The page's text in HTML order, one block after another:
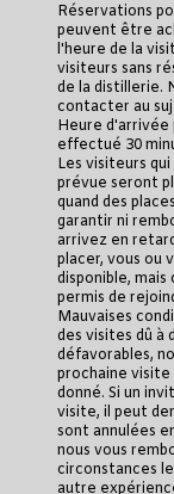
Réservations
peuvent être
l'heure de la
visiteurs sans
de la distillerie.
contacter au
Heure
effectué 30
Les visiteurs
prévue seront
quand des
garantir ni
arrivez en
placer, vous ou
disponible,
permis de
Mauvaises
des visites dû à
défavorables,
prochaine
donné. Si un
visite, il peut
sont annulées
nous vous
circonstances
autre